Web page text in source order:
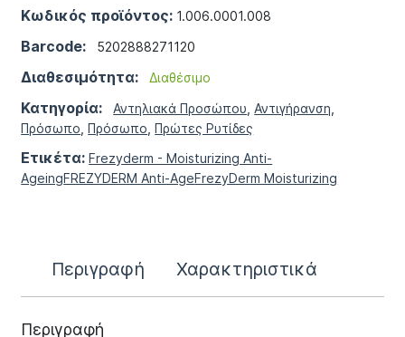
Κωδικός προϊόντος: 1.006.0001.008
Barcode: 5202888271120
Διαθεσιμότητα: Διαθέσιμο
Κατηγορία:Αντηλιακά Προσώπου ,Αντιγήρανση
Πρόσωπο ,Πρόσωπο ,Πρώτες Ρυτίδες
Ετικέτα:Frezyderm - Moisturizing Anti-
AgeingFREZYDERM Anti-AgeFrezyDerm Moisturizing
Περιγραφή Χαρακτηριστικά
Περιγραφή